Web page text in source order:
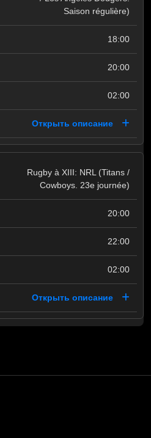
Saison régulière)
18:00
20:00
02:00
Открыть описание
Rugby à XIII: NRL (Titans /
Cowboys. 23e journée)
20:00
22:00
02:00
Открыть описание